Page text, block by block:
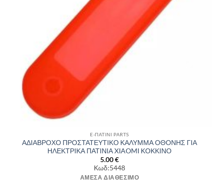
E-ΠΑΤΙΝΙ PARTS
ΑΔΙΑΒΡΟΧΟ ΠΡΟΣΤΑΤΕΥΤΙΚΟ ΚΑΛΥΜΜΑ ΟΘΟΝΗΣ ΓΙΑ
ΗΛΕΚΤΡΙΚΑ ΠΑΤΙΝΙΑ XIAOMI ΚΟΚΚΙΝΟ
5.00€
Κωδ:5448
ΆΜΕΣΑ ΔΙΑΘΈΣΙΜΟ